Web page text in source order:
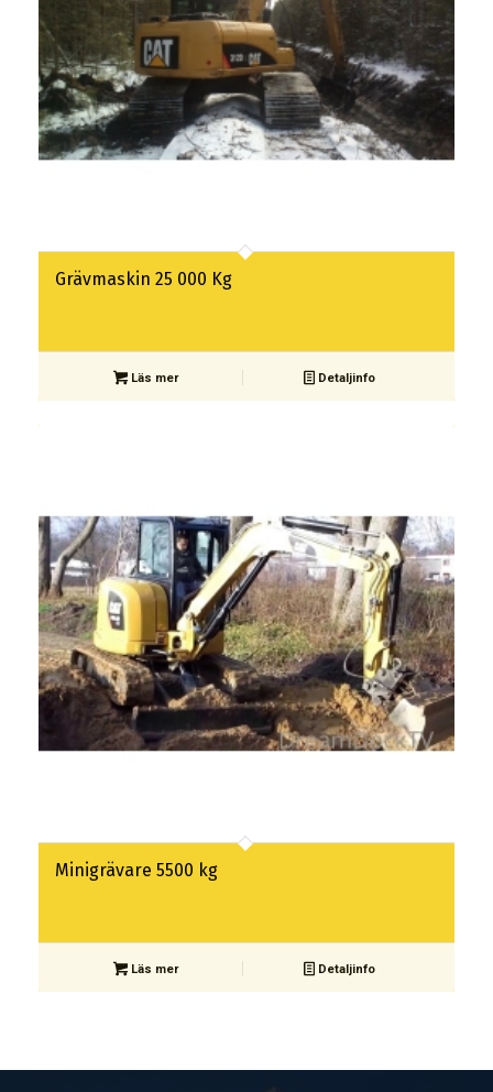
Grävmaskin 25 000 Kg
Läs mer Detaljinfo
Minigrävare 5500 kg
Läs mer Detaljinfo